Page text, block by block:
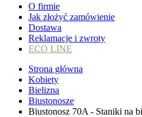
O firmie
Jak złożyć zamówienie
Dostawa
Reklamacje i zwroty
ECO LINE
Strona główna
Kobiety
Bielizna
Biustonosze
Biustonosz 70A - Staniki na